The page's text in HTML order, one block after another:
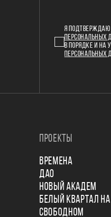
Я
В ПОРЯДКЕ И НА
ПРОЕКТЫ
ВРЕМЕНА
ДАО
НОВЫЙ АКАДЕМ
БЕЛЫЙ КВАРТАЛ НА
СВОБОДНОМ